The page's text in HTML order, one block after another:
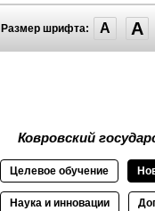
Размер шрифта: A A
Ковровский
Целевое обучение
Наука и инновации